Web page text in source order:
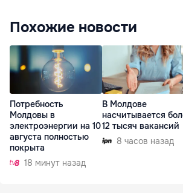
Похожие новости
Потребность
Молдовы в
электроэнергии на 10
августа полностью
покрыта
18 минут назад
В Молдове
насчитывается
12 тысяч вакансий
8 часов назад